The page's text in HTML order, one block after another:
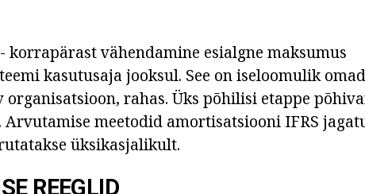
korrapärast vähendamine esialgne maksumus
kasutusaja jooksul. See on iseloomulik
rahas. Üks põhilisi etappe
meetodid amortisatsiooni IFRS
üksikasjalikult.
REEGLID